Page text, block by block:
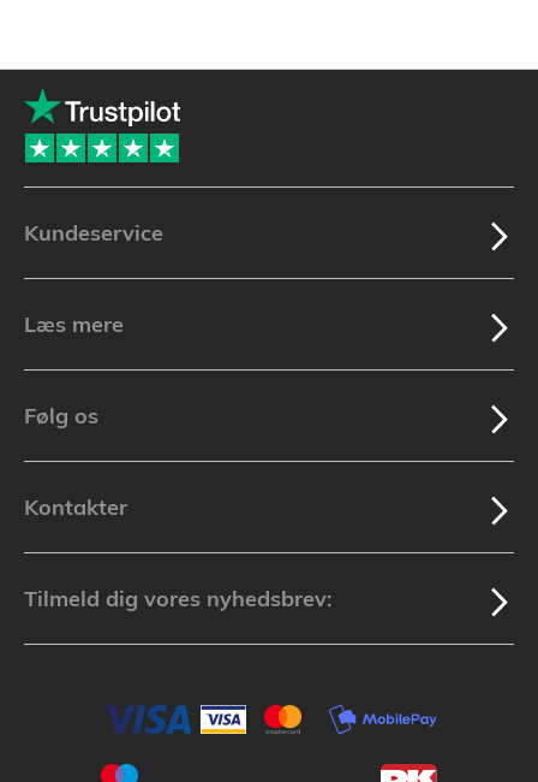
Kundeservice
Læs mere
Følg os
Kontakter
Tilmeld dig vores nyhedsbrev: